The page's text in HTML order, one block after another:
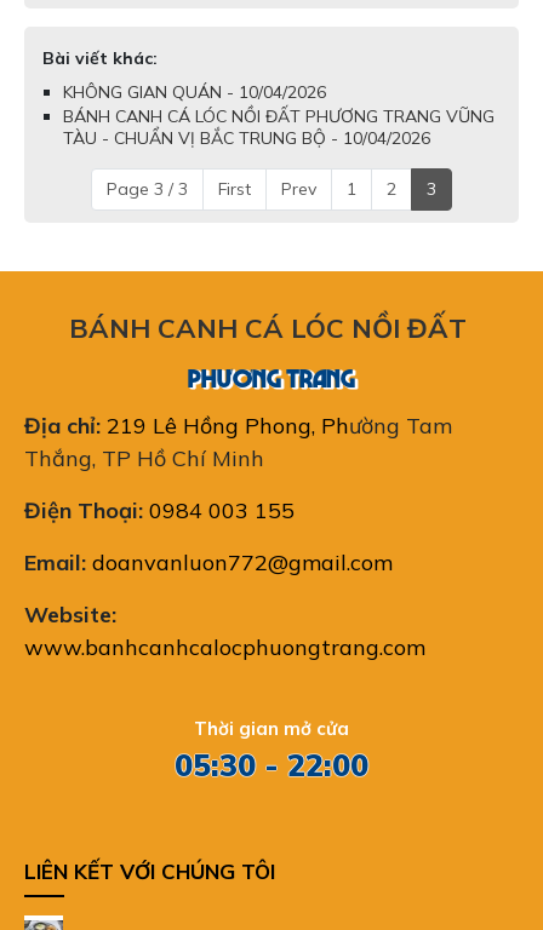
Bài viết khác:
KHÔNG GIAN QUÁN - 10/04/2026
BÁNH CANH CÁ LÓC NỒI ĐẤT PHƯƠNG TRANG VŨNG
TÀU - CHUẨN VỊ BẮC TRUNG BỘ - 10/04/2026
Page 3 / 3 First Prev 1 2 3
BÁNH CANH CÁ LÓC NỒI ĐẤT
PHƯƠNG TRANG
Địa chỉ: 219 Lê Hồng Phong, Phường Tam
Thắng, TP Hồ Chí Minh
Điện Thoại: 0984 003 155
Email: doanvanluon772@gmail.com
Website:
www.banhcanhcalocphuongtrang.com
Thời gian mở cửa
05:30 - 22:00
LIÊN KẾT VỚI CHÚNG TÔI